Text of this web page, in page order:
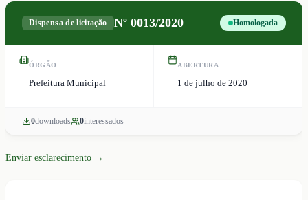
Dispensa de licitação Nº 0013/2020 Homologada
ÓRGÃO
Prefeitura Municipal
ABERTURA
1 de julho de 2020
0downloads 0interessados
Enviar esclarecimento →